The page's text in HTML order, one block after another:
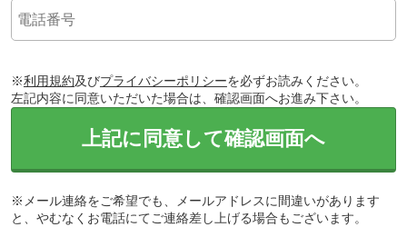
※利用規約及びプライバシーポリシーを必ずお読みください。
左記内容に同意いただいた場合は、確認画面へお進み下さい。
上記に同意して確認画面へ
※メール連絡をご希望でも、メールアドレスに間違いがあります
と、やむなくお電話にてご連絡差し上げる場合もございます。